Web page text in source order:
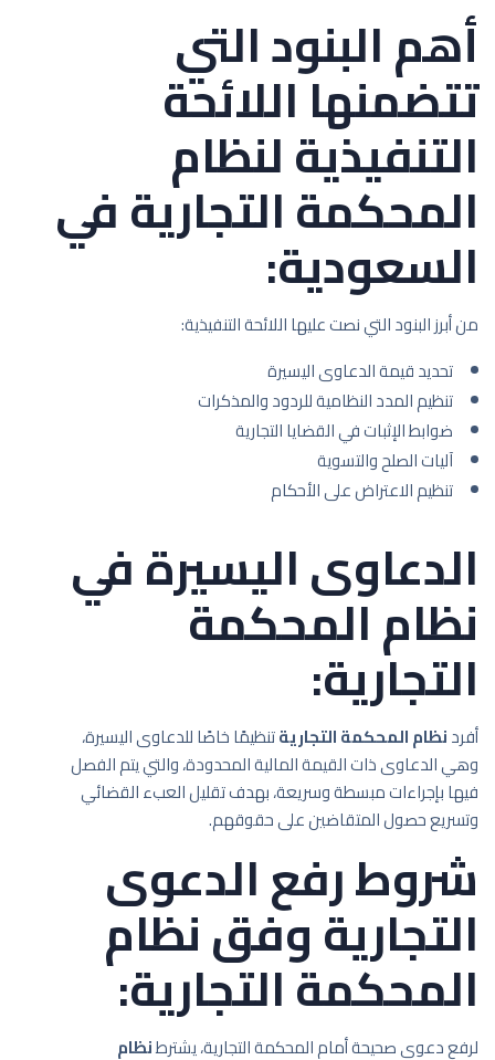
أهم البنود التي
تتضمنها اللائحة
التنفيذية لنظام
المحكمة التجارية في
السعودية:
من أبرز البنود التي نصت عليها اللائحة التنفيذية:
تحديد قيمة الدعاوى اليسيرة
تنظيم المدد النظامية للردود والمذكرات
ضوابط الإثبات في القضايا التجارية
آليات الصلح والتسوية
تنظيم الاعتراض على الأحكام
الدعاوى اليسيرة في
نظام المحكمة
التجارية:
أفردنظام المحكمة التجاريةتنظيمًا خاصًا للدعاوى اليسيرة،
وهي الدعاوى ذات القيمة المالية المحدودة، والتي يتم الفصل
فيها بإجراءات مبسطة وسريعة، بهدف تقليل العبء القضائي
وتسريع حصول المتقاضين على حقوقهم.
شروط رفع الدعوى
التجارية وفق نظام
المحكمة التجارية:
لرفع دعوى صحيحة أمام المحكمة التجارية، يشترطنظام